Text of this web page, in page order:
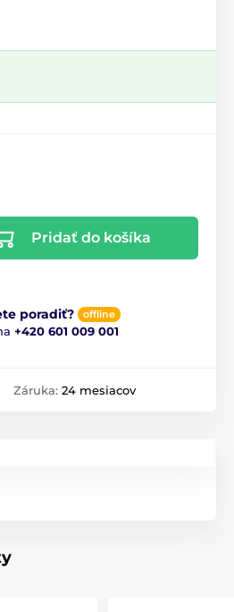
Pridať do košíka
poradiť? offline
+420 601 009 001
Záruka: 24 mesiacov